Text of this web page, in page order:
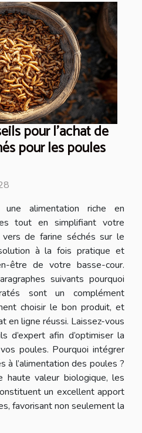
pour l'achat de
pour les poules
alimentation riche en
tout en simplifiant votre
vers de farine séchés sur le
à la fois pratique et
être de votre basse-cour.
suivants pourquoi
sont un complément
choisir le bon produit, et
en ligne réussi. Laissez-vous
d’expert afin d’optimiser la
poules. Pourquoi intégrer
à l’alimentation des poules ?
haute valeur biologique, les
un excellent apport
favorisant non seulement la